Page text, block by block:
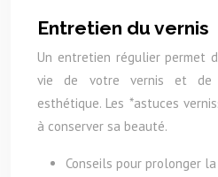
Entretien du vernis
Un entretien régulier permet
vie de votre vernis et de
esthétique. Les *astuces
à conserver sa beauté.
Conseils pour prolonger